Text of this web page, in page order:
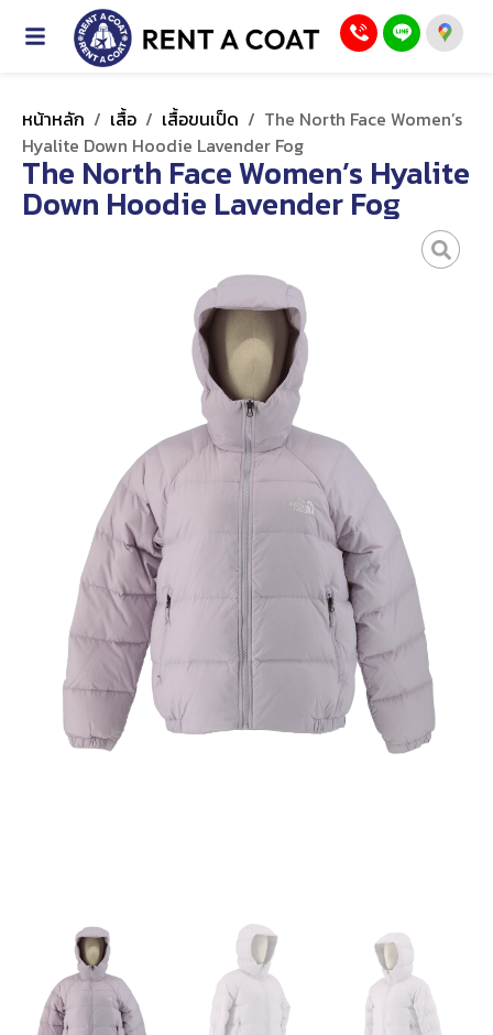
หน้าหลัก / เสื้อ / เสื้อขนเป็ด / The North Face Women’s
Hyalite Down Hoodie Lavender Fog
The North Face Women’s Hyalite
Down Hoodie Lavender Fog